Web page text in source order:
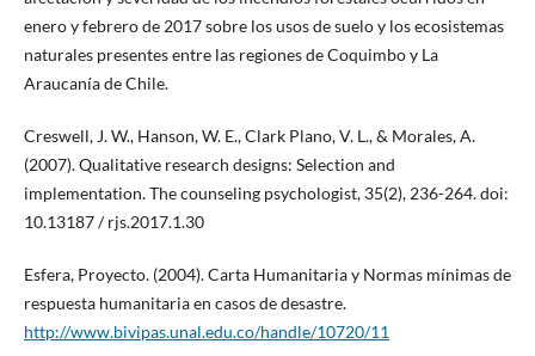
enero y febrero de 2017 sobre los usos de suelo y los ecosistemas
naturales presentes entre las regiones de Coquimbo y La
Araucanía de Chile.
Creswell, J. W., Hanson, W. E., Clark Plano, V. L., & Morales, A.
(2007). Qualitative research designs: Selection and
implementation. The counseling psychologist, 35(2), 236-264. doi:
10.13187 / rjs.2017.1.30
Esfera, Proyecto. (2004). Carta Humanitaria y Normas mínimas de
respuesta humanitaria en casos de desastre.
http://www.bivipas.unal.edu.co/handle/10720/11